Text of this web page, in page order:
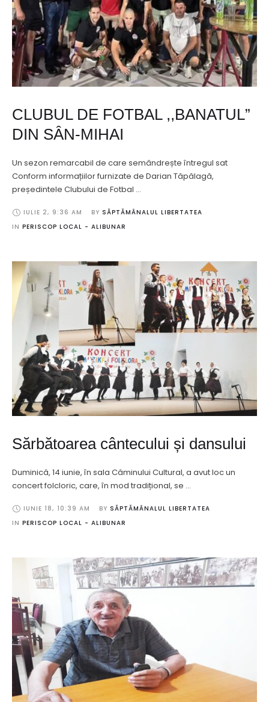
CLUBUL DE FOTBAL ,,BANATUL”
DIN SÂN-MIHAI
Un sezon remarcabil de care semândrește întregul sat
Conform informațiilor furnizate de Darian Tăpălagă,
președintele Clubului de Fotbal …
IULIE 2, 9:36 AM BY SĂPTĂMÂNALUL LIBERTATEA
IN PERISCOP LOCAL - ALIBUNAR
Sărbătoarea cântecului și dansului
Duminică, 14 iunie, în sala Căminului Cultural, a avut loc un
concert folcloric, care, în mod tradițional, se …
IUNIE 18, 10:39 AM BY SĂPTĂMÂNALUL LIBERTATEA
IN PERISCOP LOCAL - ALIBUNAR